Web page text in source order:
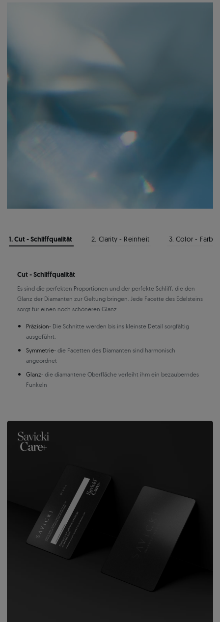
1. Cut - Schliffqualität 2. Clarity - Reinheit 3. Color - Farbe
Cut - Schliffqualität
Es sind die perfekten Proportionen und der perfekte Schliff, die den
Glanz der Diamanten zur Geltung bringen. Jede Facette des Edelsteins
sorgt für einen noch schöneren Glanz.
Präzision- Die Schnitte werden bis ins kleinste Detail sorgfältig
ausgeführt.
Symmetrie- die Facetten des Diamanten sind harmonisch
angeordnet
Glanz- die diamantene Oberfläche verleiht ihm ein bezauberndes
Funkeln